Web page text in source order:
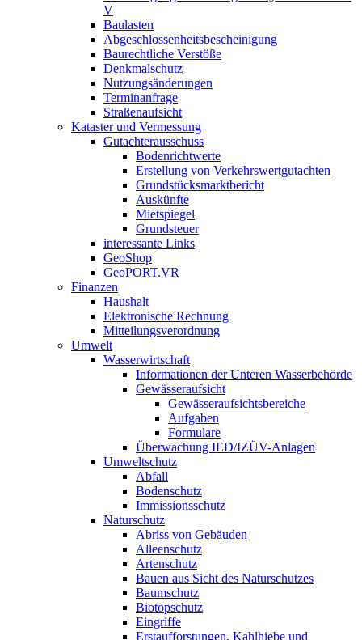
V
Baulasten
Abgeschlossenheits­bescheinigung
Baurechtliche Verstöße
Denkmalschutz
Nutzungsänderungen
Terminanfrage
Straßenaufsicht
Kataster und Vermessung
Gutachterausschuss
Bodenrichtwerte
Erstellung von Verkehrswertgutachten
Grundstücksmarktbericht
Auskünfte
Mietspiegel
Grundsteuer
interessante Links
GeoShop
GeoPORT.VR
Finanzen
Haushalt
Elektronische Rechnung
Mitteilungsverordnung
Umwelt
Wasserwirtschaft
Informationen der Unteren Wasserbehörde
Gewässeraufsicht
Gewässeraufsichtsbereiche
Aufgaben
Formulare
Überwachung IED/IZÜV-Anlagen
Umweltschutz
Abfall
Bodenschutz
Immissionsschutz
Naturschutz
Abriss von Gebäuden
Alleenschutz
Artenschutz
Bauen aus Sicht des Naturschutzes
Baumschutz
Biotopschutz
Eingriffe
Erstaufforstungen, Kahlhiebe und